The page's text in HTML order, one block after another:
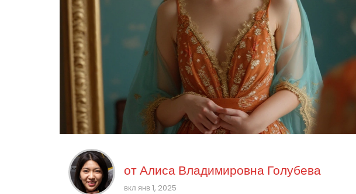
отАлиса Владимировна Голубева
вкл янв 1, 2025